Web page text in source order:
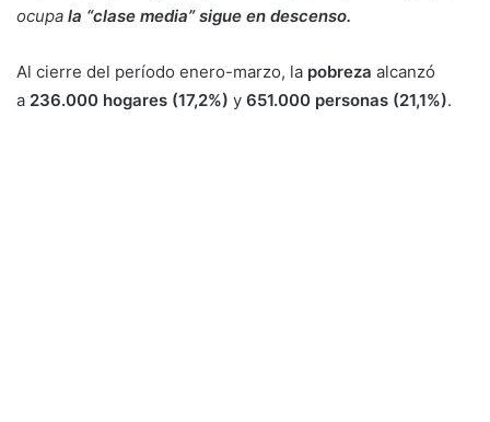
ocupa la “clase media” sigue en descenso.
Al cierre del período enero-marzo, la pobreza alcanzó
a 236.000 hogares (17,2%) y 651.000 personas (21,1%).